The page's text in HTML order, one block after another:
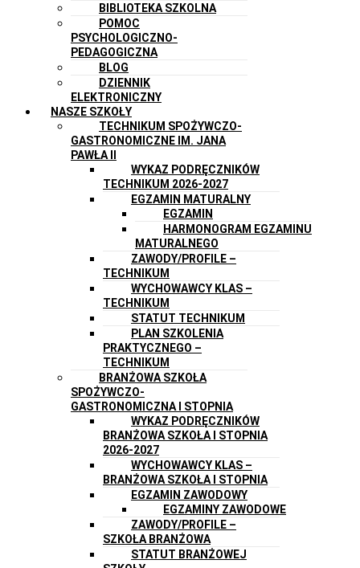
BIBLIOTEKA SZKOLNA
POMOC
PSYCHOLOGICZNO-
PEDAGOGICZNA
BLOG
DZIENNIK
ELEKTRONICZNY
NASZE SZKOŁY
TECHNIKUM SPOŻYWCZO-
GASTRONOMICZNE IM. JANA
PAWŁA II
WYKAZ PODRĘCZNIKÓW
TECHNIKUM 2026-2027
EGZAMIN MATURALNY
EGZAMIN
HARMONOGRAM EGZAMINU
MATURALNEGO
ZAWODY/PROFILE –
TECHNIKUM
WYCHOWAWCY KLAS –
TECHNIKUM
STATUT TECHNIKUM
PLAN SZKOLENIA
PRAKTYCZNEGO –
TECHNIKUM
BRANŻOWA SZKOŁA
SPOŻYWCZO-
GASTRONOMICZNA I STOPNIA
WYKAZ PODRĘCZNIKÓW
BRANŻOWA SZKOŁA I STOPNIA
2026-2027
WYCHOWAWCY KLAS –
BRANŻOWA SZKOŁA I STOPNIA
EGZAMIN ZAWODOWY
EGZAMINY ZAWODOWE
ZAWODY/PROFILE –
SZKOŁA BRANŻOWA
STATUT BRANŻOWEJ